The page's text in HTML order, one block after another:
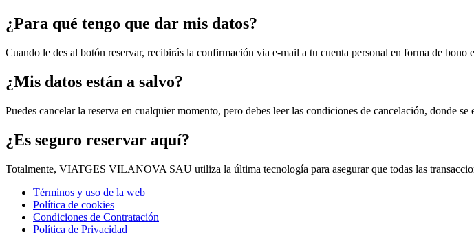
¿Para qué tengo que dar mis datos?
Cuando le des al botón reservar, recibirás la confirmación via e-mail a tu cuenta personal en forma de
¿Mis datos están a salvo?
Puedes cancelar la reserva en cualquier momento, pero debes leer las condiciones de cancelación, donde se
¿Es seguro reservar aquí?
Totalmente, VIATGES VILANOVA SAU utiliza la última tecnología para asegurar que todas las
Términos y uso de la web
Política de cookies
Condiciones de Contratación
Política de Privacidad